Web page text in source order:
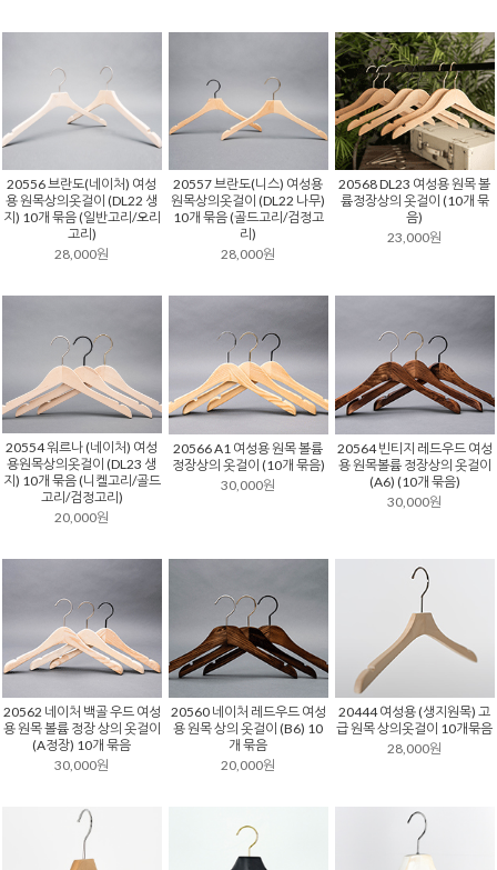
20556 브란도(네이처) 여성
용 원목상의옷걸이 (DL22 생
지) 10개 묶음 (일반고리/오리
고리)
28,000원
20557 브란도(니스) 여성용
원목상의옷걸이 (DL22 나무)
10개 묶음 (골드고리/검정고
리)
28,000원
20568 DL23 여성용 원목 볼
륨정장상의 옷걸이 (10개 묶
음)
23,000원
20554 워르나 (네이처) 여성
용원목상의옷걸이 (DL23 생
지) 10개 묶음 (니켈고리/골드
고리/검정고리)
20,000원
20566 A1 여성용 원목 볼륨
정장상의 옷걸이 (10개 묶음)
30,000원
20564 빈티지 레드우드 여성
용 원목볼륨 정장상의 옷걸이
(A6) (10개 묶음)
30,000원
20562 네이처 백골 우드 여성
용 원목 볼륨 정장 상의 옷걸이
(A정장) 10개 묶음
30,000원
20560 네이처 레드우드 여성
용 원목 상의 옷걸이 (B6) 10
개 묶음
20,000원
20444 여성용 (생지원목) 고
급 원목 상의옷걸이 10개묶음
28,000원